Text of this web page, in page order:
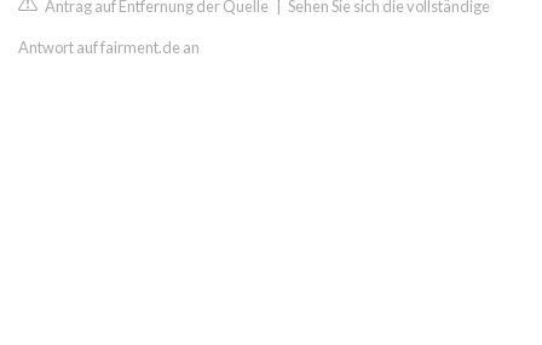
Antrag auf Entfernung der Quelle Sehen Sie sich die vollständige
Antwort auf fairment.de an